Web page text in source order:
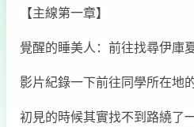
【主線第一章】
覺醒的睡美人：前往找尋伊庫
影片紀錄一下前往同學所在地
初見的時候其實找不到路繞了